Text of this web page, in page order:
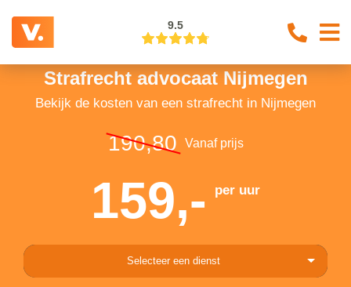
9.5
Strafrecht advocaat Nijmegen
Bekijk de kosten van een strafrecht in Nijmegen
190,80 Vanaf prijs
159,- per uur
Selecteer een dienst